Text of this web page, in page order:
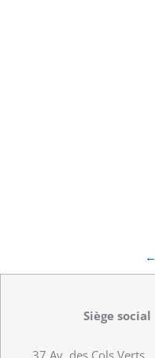
←
Siège social